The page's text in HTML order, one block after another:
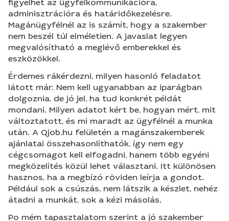
figyelhet az ügyfélkommunikációra,
adminisztrációra és határidőkezelésre.
Magánügyfélnél az is számít, hogy a szakember
nem beszél túl elméletien. A javaslat legyen
megvalósítható a meglévő emberekkel és
eszközökkel.
Érdemes rákérdezni, milyen hasonló feladatot
látott már. Nem kell ugyanabban az iparágban
dolgoznia, de jó jel, ha tud konkrét példát
mondani. Milyen adatot kért be, hogyan mért, mit
változtatott, és mi maradt az ügyfélnél a munka
után. A Qjob.hu felületén a magánszakemberek
ajánlatai összehasonlíthatók, így nem egy
cégcsomagot kell elfogadni, hanem több egyéni
megközelítés közül lehet választani. Itt különösen
hasznos, ha a megbízó röviden leírja a gondot.
Például sok a csúszás, nem látszik a készlet, nehéz
átadni a munkát, sok a kézi másolás.
Po mém tapasztalatom szerint a jó szakember